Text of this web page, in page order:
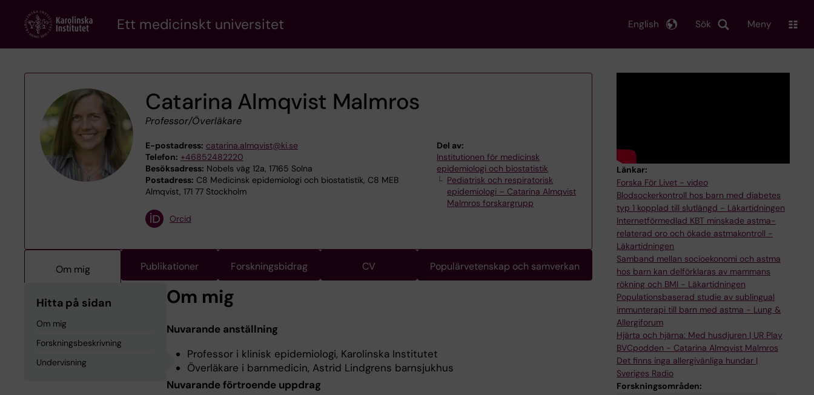
content
Ett medicinskt universitet Sök
English Meny
Catarina Almqvist Malmros
Professor/Överläkare
E-postadress: catarina.almqvist@ki.se
Telefon: +46852482220
Besöksadress: Nobels väg 12a, 17165 Solna
Postadress: C8 Medicinsk epidemiologi och biostatistik, C8 MEB
Almqvist, 171 77 Stockholm
Del av:
Institutionen för medicinsk
epidemiologi och biostatistik
Pediatrisk och respiratorisk
epidemiologi – Catarina Almqvist
Malmros forskargrupp
Orcid
Om mig Publikationer Forskningsbidrag CV Populärvetenskap och samverkan
Hitta på sidan
Om mig
Forskningsbeskrivning
Undervisning
Om mig
Nuvarande anställning
Professor i klinisk epidemiologi, Karolinska Institutet
Överläkare i barnmedicin, Astrid Lindgrens barnsjukhus
Nuvarande förtroende uppdrag
Länkar:
Forska För Livet - video
Blodsockerkontroll hos barn med diabetes
typ 1 kopplad till slutlängd - Läkartidningen
Internet­förmedlad KBT minskade astma­
relaterad oro och ökade astmakontroll -
Läkartidningen
Samband mellan socioekonomi och astma
hos barn kan delförklaras av mammans
rökning och BMI - Läkartidningen
Populationsbaserad studie av sublingual
immunterapi till barn med astma - Lung &
Allergiforum
Hjärta och hjärna: Med husdjuren | UR Play
BVCpodden - Catarina Almqvist Malmros
Det finns inga allergivänliga hundar |
Sveriges Radio
Forskningsområden: